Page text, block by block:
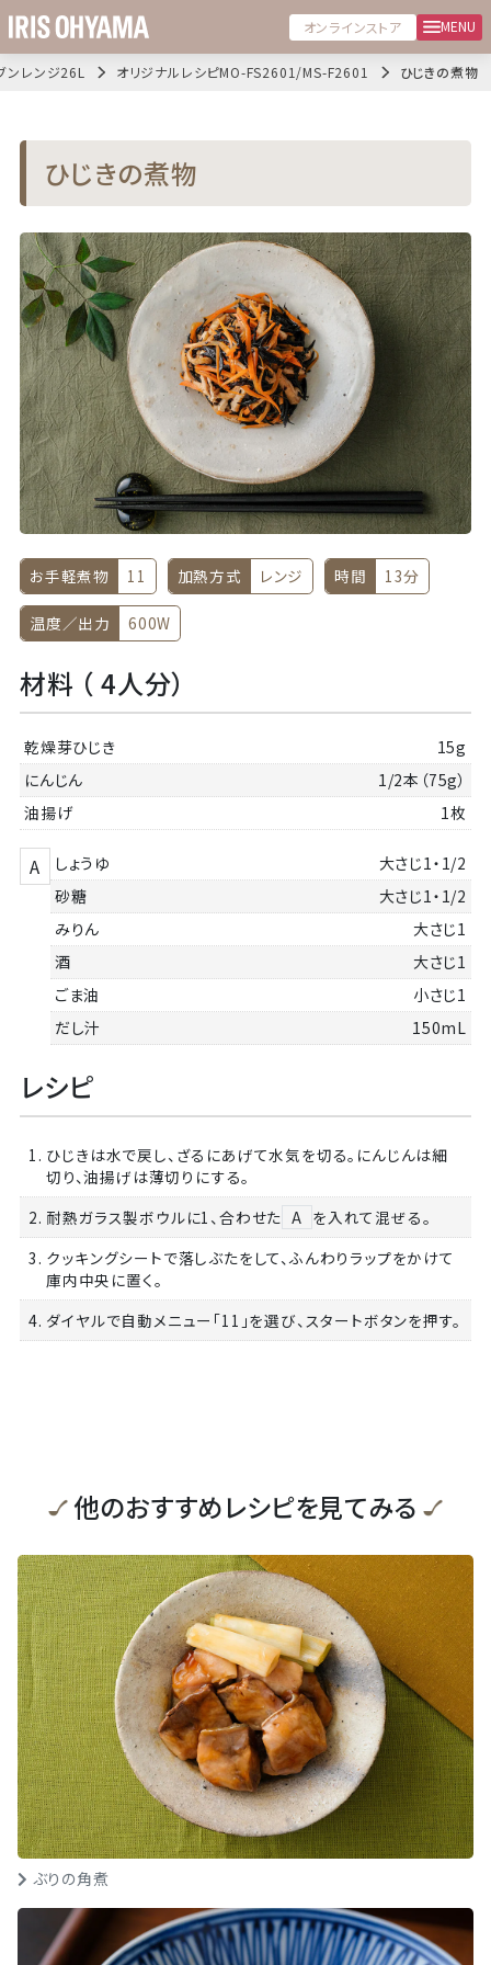
オンラインストア MENU
ンレンジ26L オリジナルレシピMO-FS2601/MS-F2601 ひじきの煮物
ひじきの煮物
お手軽煮物 11 加熱方式 レンジ 時間 13分
温度／出力 600W
材料 （ 4人分）
乾燥芽ひじき
15g
にんじん
1/2本（75g）
油揚げ
1枚
A しょうゆ
大さじ1・1/2
砂糖
大さじ1・1/2
みりん
大さじ1
酒
大さじ1
ごま油
小さじ1
だし汁
150mL
レシピ
1. ひじきは水で戻し、ざるにあげて水気を切る。にんじんは細
切り、油揚げは薄切りにする。
2. 耐熱ガラス製ボウルに1、合わせた A を入れて混ぜる。
3. クッキングシートで落しぶたをして、ふんわりラップをかけて
庫内中央に置く。
4. ダイヤルで自動メニュー「11」を選び、スタートボタンを押す。
他のおすすめレシピを見てみる
ぶりの角煮